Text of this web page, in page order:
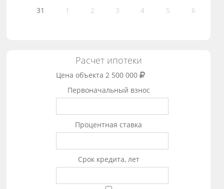
31 1 2 3 4 5 6
Расчет ипотеки
Цена объекта 2 500 000
Первоначальный взнос
Процентная ставка
Срок кредита, лет